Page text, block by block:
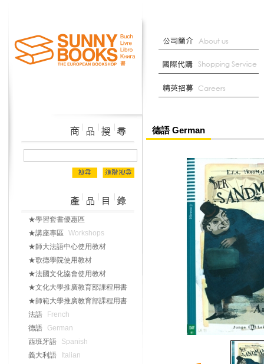
★學習套書優惠區
★講座專區
Workshops
★師大法語中心使用教材
★歌德學院使用教材
★法國文化協會使用教材
★文化大學推廣教育部課程用書
★師範大學推廣教育部課程用書
法語
French
德語
German
西班牙語
Spanish
義大利語
Italian
德語 German